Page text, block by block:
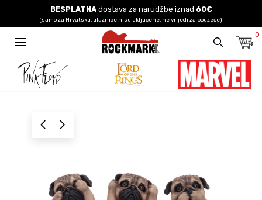
BESPLATNAdostava za narudžbe iznad 60€
(samo za Hrvatsku, ulaznice nisu uključene, ne vrijedi za pouzeće)
0